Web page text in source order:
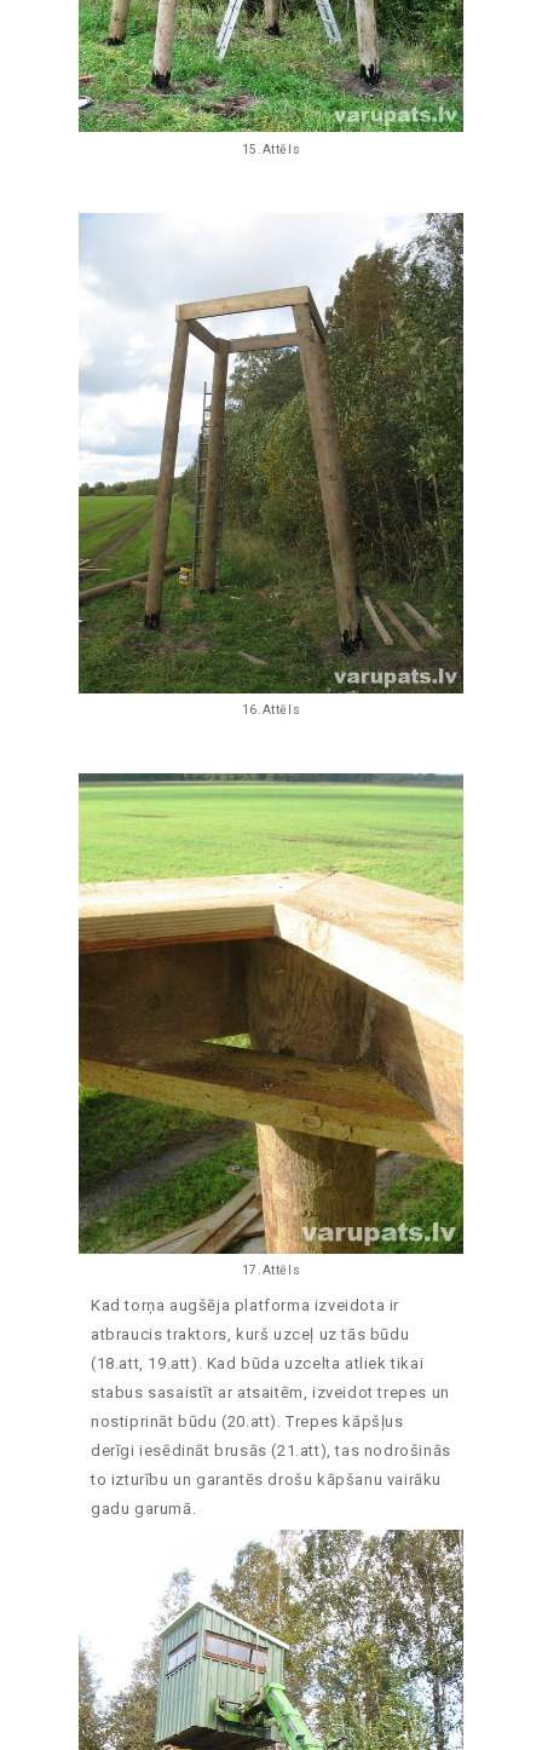
15.Attēls
16.Attēls
17.Attēls
Kad torņa augšēja platforma izveidota ir
atbraucis traktors, kurš uzceļ uz tās būdu
(18.att, 19.att). Kad būda uzcelta atliek tikai
stabus sasaistīt ar atsaitēm, izveidot trepes un
nostiprināt būdu (20.att). Trepes kāpšļus
derīgi iesēdināt brusās (21.att), tas nodrošinās
to izturību un garantēs drošu kāpšanu vairāku
gadu garumā.